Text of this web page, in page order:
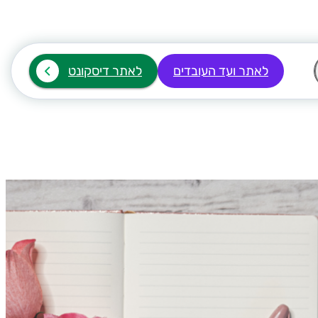
לאתר ועד העובדים לאתר דיסקונט